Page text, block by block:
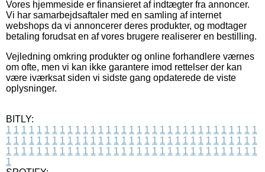
Vores hjemmeside er finansieret af indtægter fra annoncer.
Vi har samarbejdsaftaler med en samling af internet
webshops da vi annoncerer deres produkter, og modtager
betaling forudsat en af vores brugere realiserer en bestilling.
Vejledning omkring produkter og online forhandlere værnes
om ofte, men vi kan ikke garantere imod rettelser der kan
være iværksat siden vi sidste gang opdaterede de viste
oplysninger.
BITLY:
1 1 1 1 1 1 1 1 1 1 1 1 1 1 1 1 1 1 1 1 1 1 1 1 1 1 1 1 1 1 1 1 1
1 1 1 1 1 1 1 1 1 1 1 1 1 1 1 1 1 1 1 1 1 1 1 1 1 1 1 1 1 1 1 1 1
1 1 1 1 1 1 1 1 1 1 1 1 1 1 1 1 1 1 1 1 1 1 1 1 1 1 1 1 1 1 1 1 1
1